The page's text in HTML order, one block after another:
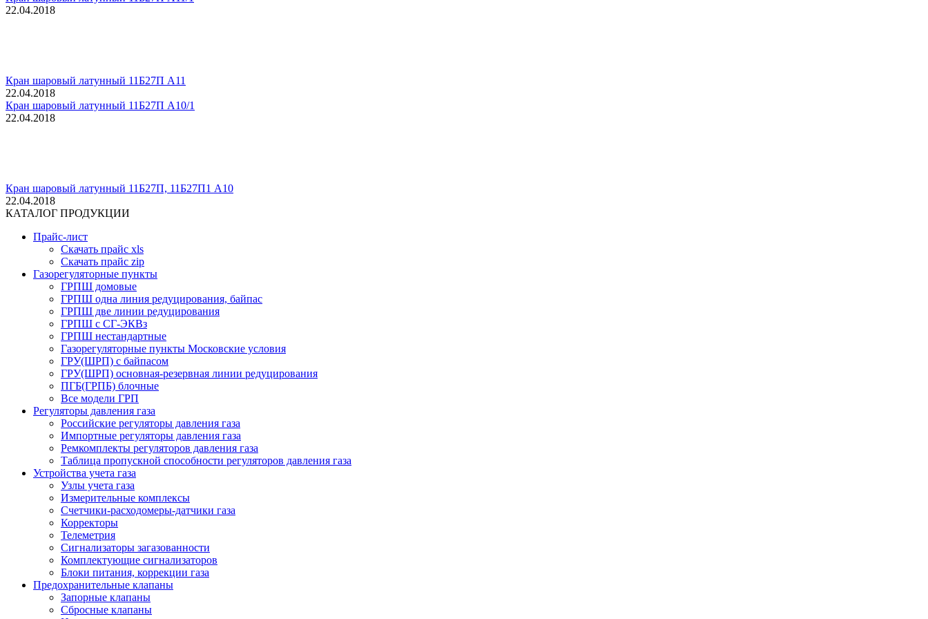
22.04.2018
Кран шаровый латунный 11Б27П А11
22.04.2018
Кран шаровый латунный 11Б27П А10/1
22.04.2018
Кран шаровый латунный 11Б27П, 11Б27П1 А10
22.04.2018
КАТАЛОГ ПРОДУКЦИИ
Прайс-лист
Скачать прайс xls
Скачать прайс zip
Газорегуляторные пункты
ГРПШ домовые
ГРПШ одна линия редуцирования, байпас
ГРПШ две линии редуцирования
ГРПШ с СГ-ЭКВз
ГРПШ нестандартные
Газорегуляторные пункты Московские условия
ГРУ(ШРП) с байпасом
ГРУ(ШРП) основная-резервная линии редуцирования
ПГБ(ГРПБ) блочные
Все модели ГРП
Регуляторы давления газа
Российские регуляторы давления газа
Импортные регуляторы давления газа
Ремкомплекты регуляторов давления газа
Таблица пропускной способности регуляторов давления газа
Устройства учета газа
Узлы учета газа
Измерительные комплексы
Счетчики-расходомеры-датчики газа
Корректоры
Телеметрия
Сигнализаторы загазованности
Комплектующие сигнализаторов
Блоки питания, коррекции газа
Предохранительные клапаны
Запорные клапаны
Сбросные клапаны